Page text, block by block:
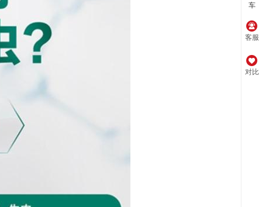
车
客服
对比